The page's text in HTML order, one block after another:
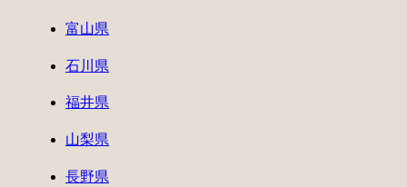
富山県
石川県
福井県
山梨県
長野県